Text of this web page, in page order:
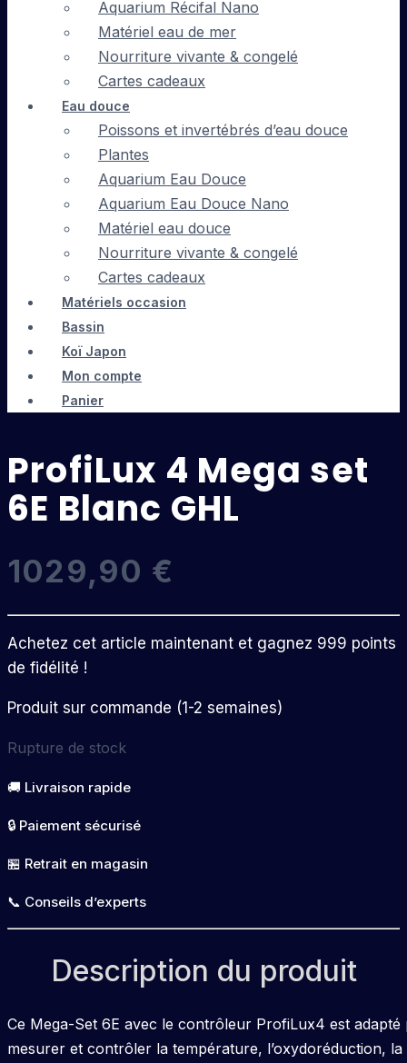
Aquarium Récifal Nano
Matériel eau de mer
Nourriture vivante & congelé
Cartes cadeaux
Eau douce
Poissons et invertébrés d’eau douce
Plantes
Aquarium Eau Douce
Aquarium Eau Douce Nano
Matériel eau douce
Nourriture vivante & congelé
Cartes cadeaux
Matériels occasion
Bassin
Koï Japon
Mon compte
Panier
ProfiLux 4 Mega set
6E Blanc GHL
1029,90 €
Achetez cet article maintenant et gagnez 999 points
de fidélité !
Produit sur commande (1-2 semaines)
Rupture de stock
🚚 Livraison rapide
🔒 Paiement sécurisé
🏪 Retrait en magasin
📞 Conseils d’experts
Description du produit
Ce Mega-Set 6E avec le contrôleur ProfiLux4 est
mesurer et contrôler la température, l’oxydoréduction,